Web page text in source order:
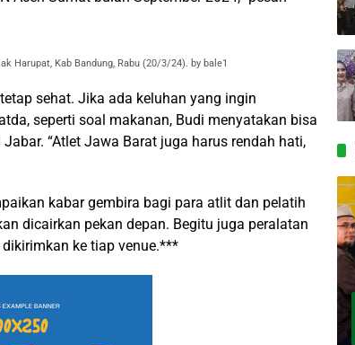
Harupat, Kab Bandung, Rabu (20/3/24). by bale1
sehat. Jika ada keluhan yang ingin
seperti soal makanan, Budi menyatakan bisa
“Atlet Jawa Barat juga harus rendah hati,
kabar gembira bagi para atlit dan pelatih
dicairkan pekan depan. Begitu juga peralatan
ke tiap venue.***